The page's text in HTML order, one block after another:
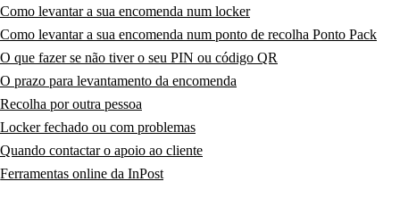
Como levantar a sua encomenda num locker
Como levantar a sua encomenda num ponto de recolha Ponto Pack
O que fazer se não tiver o seu PIN ou código QR
O prazo para levantamento da encomenda
Recolha por outra pessoa
Locker fechado ou com problemas
Quando contactar o apoio ao cliente
Ferramentas online da InPost